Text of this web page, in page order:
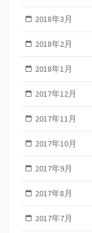
2018年3月
2018年2月
2018年1月
2017年12月
2017年11月
2017年10月
2017年9月
2017年8月
2017年7月